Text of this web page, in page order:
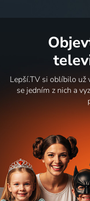
Lepší.TV si oblíbilo už
se jedním z nich a